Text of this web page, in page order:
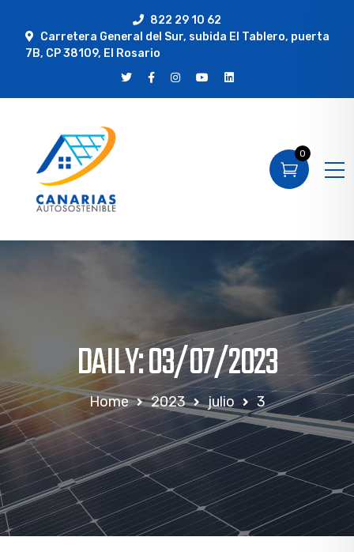
822 29 10 62
Carretera General del Sur, subida El Tablero, puerta
7B, CP 38109, El Rosario
0
DAILY: 03/07/2023
Home 2023 julio 3